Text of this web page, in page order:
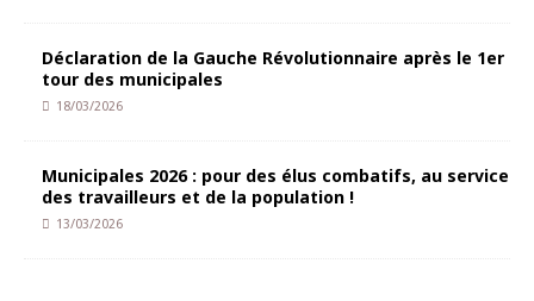
Déclaration de la Gauche Révolutionnaire après le 1er
tour des municipales
18/03/2026
Municipales 2026 : pour des élus combatifs, au service
des travailleurs et de la population !
13/03/2026